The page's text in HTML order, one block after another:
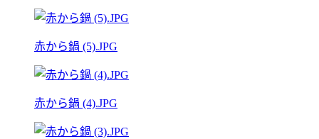
赤から鍋 (5).JPG
赤から鍋 (4).JPG